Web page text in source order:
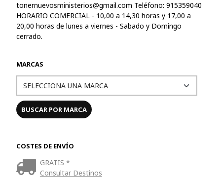
tonernuevosministerios@gmail.com Teléfono: 915359040
HORARIO COMERCIAL - 10,00 a 14,30 horas y 17,00 a
20,00 horas de lunes a viernes - Sabado y Domingo
cerrado.
MARCAS
COSTES DE ENVÍO
GRATIS *
Consultar Destinos